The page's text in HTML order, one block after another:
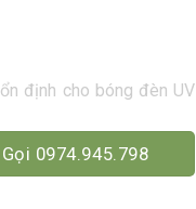
định cho bóng đèn UV
Gọi 0974.945.798